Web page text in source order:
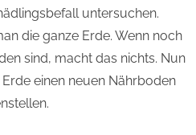
untersuchen.
die ganze Erde. Wenn noch
sind, macht das nichts. Nun
einen neuen Nährboden